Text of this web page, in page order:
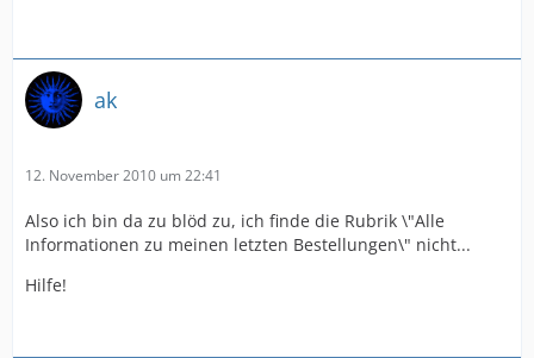
ak
12. November 2010 um 22:41
Also ich bin da zu blöd zu, ich finde die Rubrik \"Alle
Informationen zu meinen letzten Bestellungen\" nicht...
Hilfe!